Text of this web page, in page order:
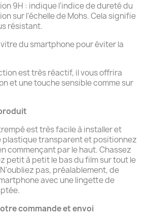
9H : indique l'indice de dureté du
sur l'échelle de Mohs. Cela signifie
résistant.
du smartphone pour éviter la
est très réactif, il vous offrira
et une touche sensible comme sur
est très facile à installer et
plastique transparent et positionnez
commençant par le haut. Chassez
petit à petit le bas du film sur tout le
pas, préalablement, de
avec une lingette de
commande etenvoi